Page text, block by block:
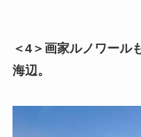
＜4＞画家ルノワール
海辺。